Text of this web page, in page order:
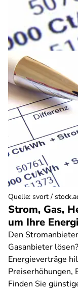
Strom, Gas,
um Ihre
Den
Gasanbieter
Energieverträge
Preiserhöhungen,
Finden Sie
Quelle: svort /